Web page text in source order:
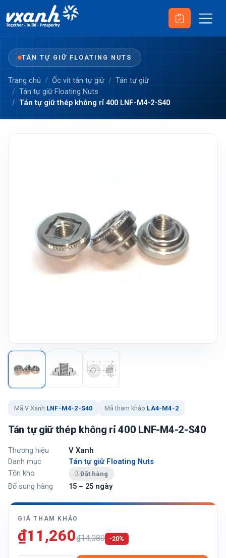
TÁN TỰ GIỮ FLOATING NUTS
Trang chủ Ốc vít tán tự giữ
Tán tự giữ
Tán tự giữ Floating Nuts
Tán tự giữ thép không rỉ 400 LNF-M4-2-S40
Mã V Xanh:LNF-M4-2-S40 Mã tham khảo:LA4-M4-2
Tán tự giữ thép không rỉ 400 LNF-M4-2-S40
Thương hiệu
V Xanh
Danh mục
Tán tự giữ Floating Nuts
Tồn kho
Đặt hàng
Bổ sung hàng 15 – 25 ngày
GIÁ THAM KHẢO
₫11,260₫14,080 -20%